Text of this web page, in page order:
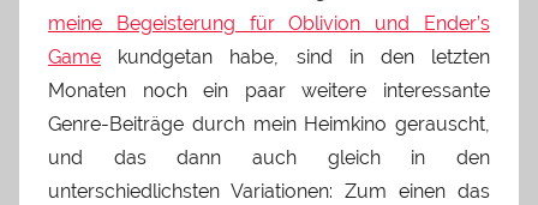
meine Begeisterung für Oblivion und Ender’s
Game kundgetan habe, sind in den letzten
Monaten noch ein paar weitere interessante
Genre-Beiträge durch mein Heimkino gerauscht,
und das dann auch gleich in den
unterschiedlichsten Variationen: Zum einen das